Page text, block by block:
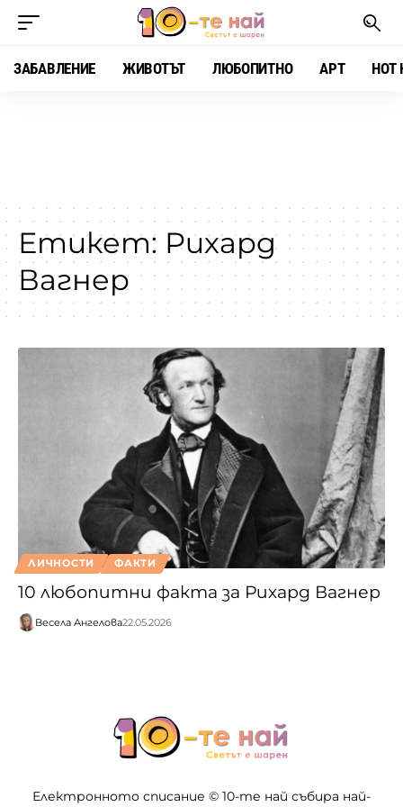
ЗАБАВЛЕНИЕ ЖИВОТЪТ ЛЮБОПИТНО АРТ HOT
Етикет: Рихард
Вагнер
ЛИЧНОСТИ ФАКТИ
10 любопитни факта за Рихард Вагнер
Весела Ангелова22.05.2026
Електронното списание © 10-те най събира най-